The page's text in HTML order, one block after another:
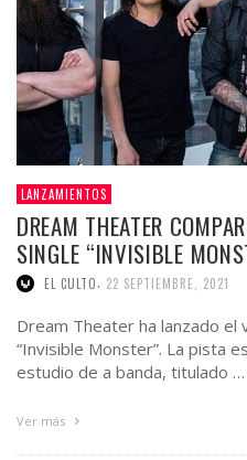
LANZAMIENTOS
DREAM THEATER
SINGLE “INVISIBLE
EL CULTO, 22 SEPTIEMBRE, 2021
Dream Theater ha lanzado el
“Invisible Monster”. La pista
estudio de a banda, titulado …
Ver más